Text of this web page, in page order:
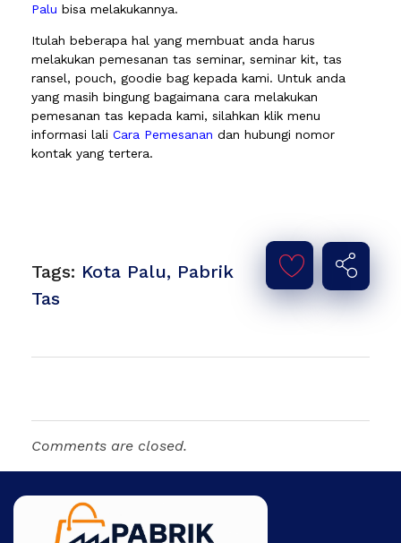
Palu bisa melakukannya.
Itulah beberapa hal yang membuat anda harus
melakukan pemesanan tas seminar, seminar kit, tas
ransel, pouch, goodie bag kepada kami. Untuk anda
yang masih bingung bagaimana cara melakukan
pemesanan tas kepada kami, silahkan klik menu
informasi lali Cara Pemesanan dan hubungi nomor
kontak yang tertera.
Tags: Kota Palu, Pabrik
Tas
Comments are closed.